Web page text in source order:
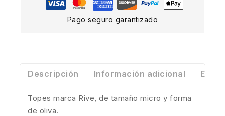
Pago seguro garantizado
Descripción Información adicional
Topes marca Rive, de tamaño micro y forma
de oliva.